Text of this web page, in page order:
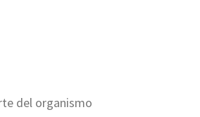
del organismo